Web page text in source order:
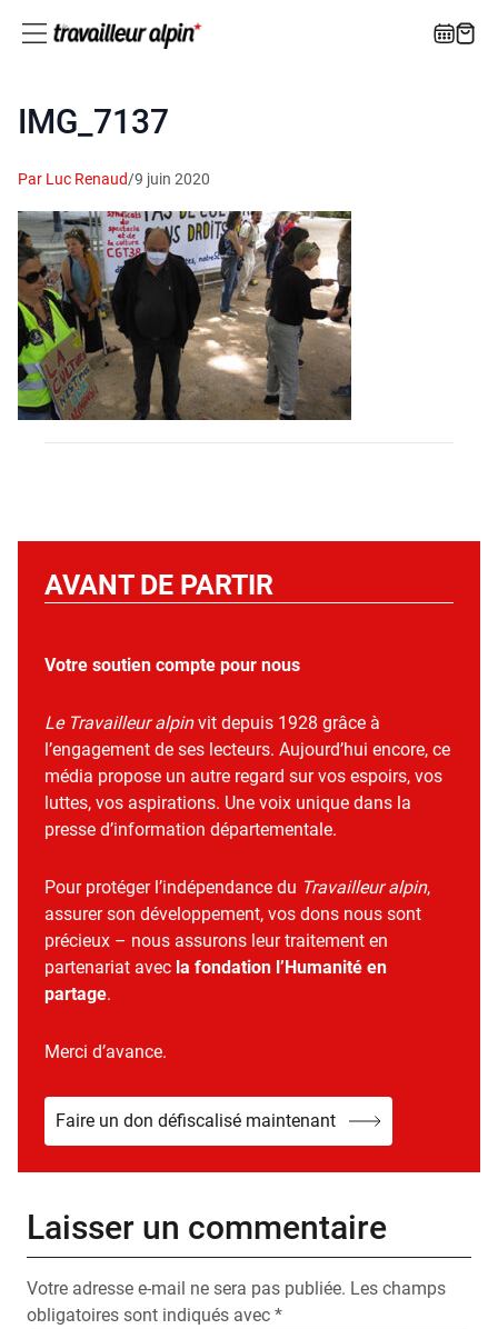
IMG_7137
Par Luc Renaud/9 juin 2020
AVANT DE PARTIR
Votre soutien compte pour nous
Le Travailleur alpinvit depuis 1928 grâce à
l’engagement de ses lecteurs. Aujourd’hui encore, ce
média propose un autre regard sur vos espoirs, vos
luttes, vos aspirations. Une voix unique dans la
presse d’information départementale.
Pour protéger l’indépendance du Travailleur alpin,
assurer son développement, vos dons nous sont
précieux – nous assurons leur traitement en
partenariat avec la fondation l’Humanité en
partage.
Merci d’avance.
Faire un don défiscalisé maintenant
Laisser un commentaire
Votre adresse e-mail ne sera pas publiée. Les champs
obligatoires sont indiqués avec *